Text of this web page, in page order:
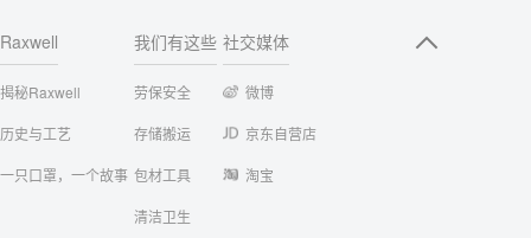
Raxwell
揭秘Raxwell
历史与工艺
一只口罩，一个故事
我们有这些
劳保安全
存储搬运
包材工具
清洁卫生
社交媒体
微博
京东自营店
淘宝